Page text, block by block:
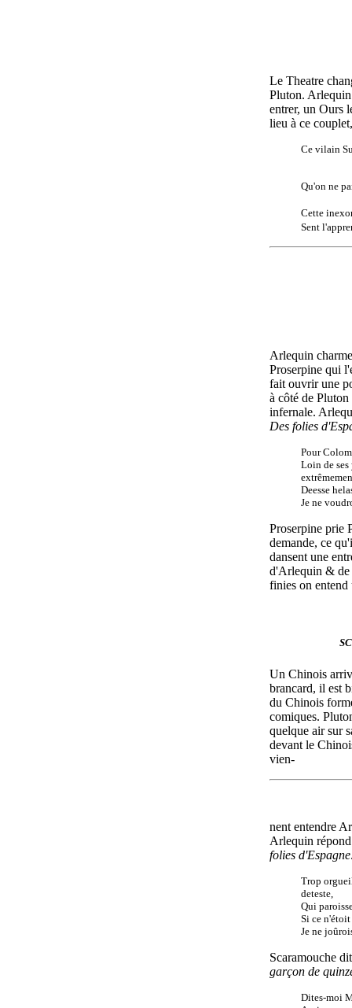
Le Theatre
Pluton.
entrer, un Ours
lieu à ce
Ce vilain
Qu'on ne
Cette
Sent
Arlequin
Proserpine qui
fait ouvrir une
à côté de
infernale.
Des folies
Pour
Loin de
Deesse
Je ne
Proserpine prie
demande, ce
dansent une
d'Arlequin & de
finies on entend
Un Chinois
brancard, il est
du Chinois
comiques.
quelque air sur
devant le
vien-
nent entendre
Arlequin
folies d'Espagne
Trop
deteste,
Qui
Si ce n'étoit
Je ne
Scaramouche
garçon de
Dites-moi